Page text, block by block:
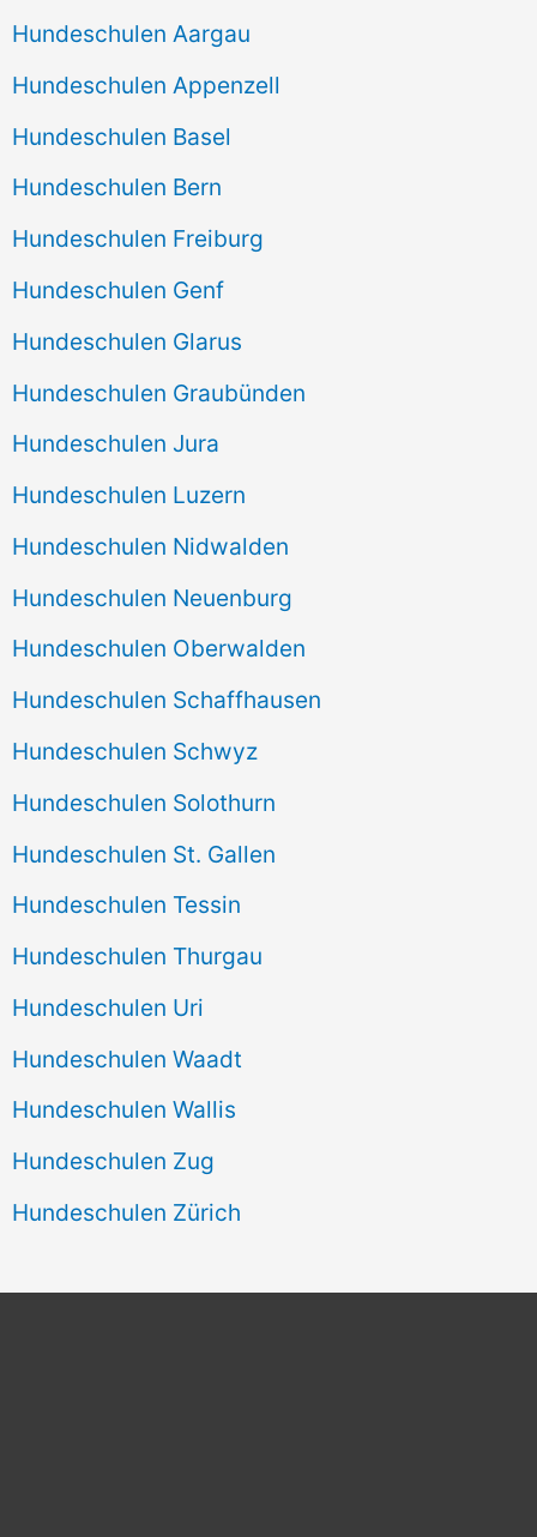
Hundeschulen Aargau
Hundeschulen Appenzell
Hundeschulen Basel
Hundeschulen Bern
Hundeschulen Freiburg
Hundeschulen Genf
Hundeschulen Glarus
Hundeschulen Graubünden
Hundeschulen Jura
Hundeschulen Luzern
Hundeschulen Nidwalden
Hundeschulen Neuenburg
Hundeschulen Oberwalden
Hundeschulen Schaffhausen
Hundeschulen Schwyz
Hundeschulen Solothurn
Hundeschulen St. Gallen
Hundeschulen Tessin
Hundeschulen Thurgau
Hundeschulen Uri
Hundeschulen Waadt
Hundeschulen Wallis
Hundeschulen Zug
Hundeschulen Zürich